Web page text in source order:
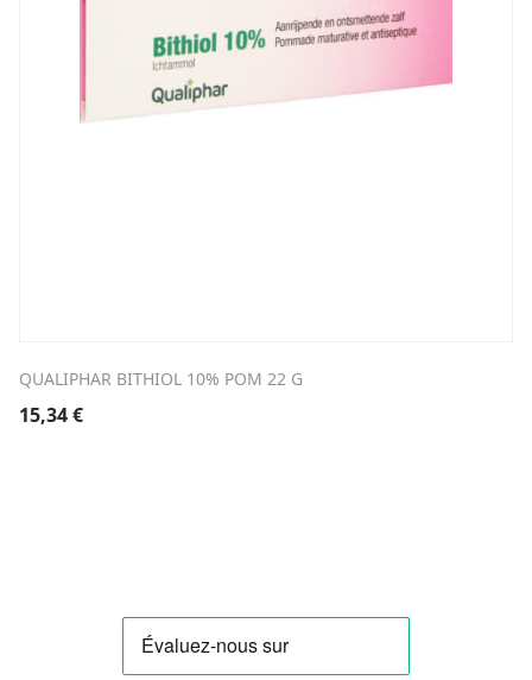
QUALIPHAR BITHIOL 10% POM 22 G
15,34€